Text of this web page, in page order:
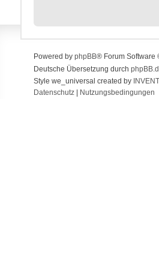
Powered by phpBB® Forum Software
Deutsche Übersetzung durch
Style we_universal created by
Datenschutz| Nutzungsbedingungen